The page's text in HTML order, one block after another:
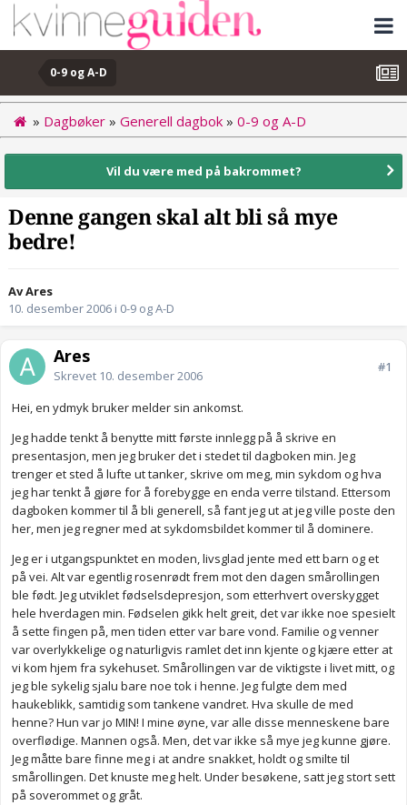
0-9 og A-D
» Dagbøker » Generell dagbok » 0-9 og A-D
Vil du være med på bakrommet?
Denne gangen skal alt bli så mye
bedre!
Av Ares
10. desember 2006 i 0-9 og A-D
Ares
Skrevet 10. desember 2006
#1
Hei, en ydmyk bruker melder sin ankomst.
Jeg hadde tenkt å benytte mitt første innlegg på å skrive en
presentasjon, men jeg bruker det i stedet til dagboken min. Jeg
trenger et sted å lufte ut tanker, skrive om meg, min sykdom og hva
jeg har tenkt å gjøre for å forebygge en enda verre tilstand. Ettersom
dagboken kommer til å bli generell, så fant jeg ut at jeg ville poste den
her, men jeg regner med at sykdomsbildet kommer til å dominere.
Jeg er i utgangspunktet en moden, livsglad jente med ett barn og et
på vei. Alt var egentlig rosenrødt frem mot den dagen smårollingen
ble født. Jeg utviklet fødselsdepresjon, som etterhvert overskygget
hele hverdagen min. Fødselen gikk helt greit, det var ikke noe spesielt
å sette fingen på, men tiden etter var bare vond. Familie og venner
var overlykkelige og naturligvis ramlet det inn kjente og kjære etter at
vi kom hjem fra sykehuset. Smårollingen var de viktigste i livet mitt, og
jeg ble sykelig sjalu bare noe tok i henne. Jeg fulgte dem med
haukeblikk, samtidig som tankene vandret. Hva skulle de med
henne? Hun var jo MIN! I mine øyne, var alle disse menneskene bare
overflødige. Mannen også. Men, det var ikke så mye jeg kunne gjøre.
Jeg måtte bare finne meg i at andre snakket, holdt og smilte til
smårollingen. Det knuste meg helt. Under besøkene, satt jeg stort sett
på soverommet og gråt.